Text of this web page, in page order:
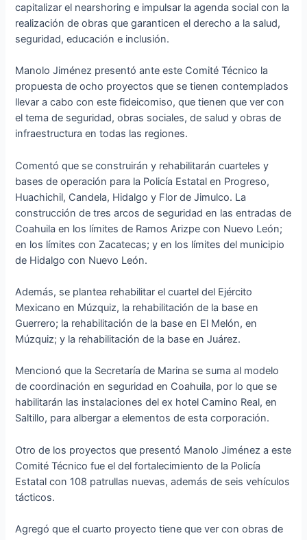
capitalizar el nearshoring e impulsar la agenda social con la
realización de obras que garanticen el derecho a la salud,
seguridad, educación e inclusión.
Manolo Jiménez presentó ante este Comité Técnico la
propuesta de ocho proyectos que se tienen contemplados
llevar a cabo con este fideicomiso, que tienen que ver con
el tema de seguridad, obras sociales, de salud y obras de
infraestructura en todas las regiones.
Comentó que se construirán y rehabilitarán cuarteles y
bases de operación para la Policía Estatal en Progreso,
Huachichil, Candela, Hidalgo y Flor de Jimulco. La
construcción de tres arcos de seguridad en las entradas de
Coahuila en los límites de Ramos Arizpe con Nuevo León;
en los límites con Zacatecas; y en los límites del municipio
de Hidalgo con Nuevo León.
Además, se plantea rehabilitar el cuartel del Ejército
Mexicano en Múzquiz, la rehabilitación de la base en
Guerrero; la rehabilitación de la base en El Melón, en
Múzquiz; y la rehabilitación de la base en Juárez.
Mencionó que la Secretaría de Marina se suma al modelo
de coordinación en seguridad en Coahuila, por lo que se
habilitarán las instalaciones del ex hotel Camino Real, en
Saltillo, para albergar a elementos de esta corporación.
Otro de los proyectos que presentó Manolo Jiménez a este
Comité Técnico fue el del fortalecimiento de la Policía
Estatal con 108 patrullas nuevas, además de seis vehículos
tácticos.
Agregó que el cuarto proyecto tiene que ver con obras de